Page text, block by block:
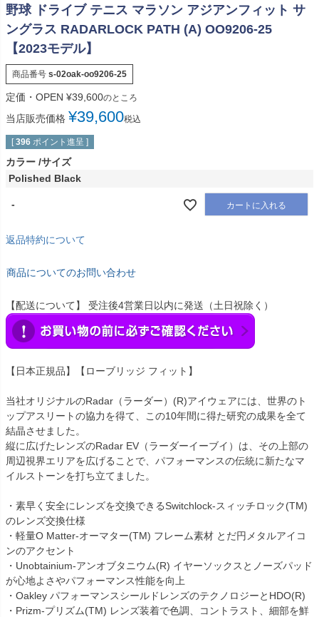
野球 ドライブ テニス マラソン アジアンフィット サ
ングラス RADARLOCK PATH (A) OO9206-25
【2023モデル】
商品番号 s-02oak-oo9206-25
定価・OPEN ¥39,600のところ
当店販売価格 ¥39,600税込
[ 396 ポイント進呈 ]
カラー サイズ
Polished Black
- カートに入れる
返品特約について
商品についてのお問い合わせ
【配送について】 受注後4営業日以内に発送（土日祝除く）
【日本正規品】【ローブリッジ フィット】
当社オリジナルのRadar（ラーダー）(R)アイウェアには、世界のト
ップアスリートの協力を得て、この10年間に得た研究の成果を全て
結晶させました。
縦に広げたレンズのRadar EV（ラーダーイーブイ）は、その上部の
周辺視界エリアを広げることで、パフォーマンスの伝統に新たなマ
イルストーンを打ち立てました。
・素早く安全にレンズを交換できるSwitchlock‐スィッチロック(TM)
のレンズ交換仕様
・軽量O Matter‐オーマター(TM) フレーム素材 とだ円メタルアイコ
ンのアクセント
・Unobtainium-アンオブタニウム(R) イヤーソックスとノーズパッド
が心地よさやパフォーマンス性能を向上
・Oakley パフォーマンスシールドレンズのテクノロジーとHDO(R)
・Prizm‐プリズム(TM) レンズ装着で色調、コントラスト、細部を鮮